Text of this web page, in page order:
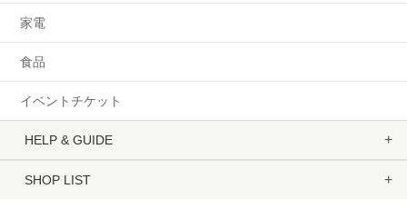
家電
食品
イベントチケット
HELP & GUIDE
SHOP LIST